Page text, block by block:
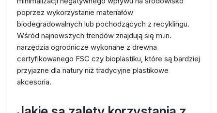
poprzez wykorzystanie materiałów
biodegradowalnych lub pochodzących z recyklingu.
Wśród najnowszych trendów znajdują się m.in.
narzędzia ogrodnicze wykonane z drewna
certyfikowanego FSC czy bioplastiku, które są bardziej
przyjazne dla natury niż tradycyjne plastikowe
akcesoria.